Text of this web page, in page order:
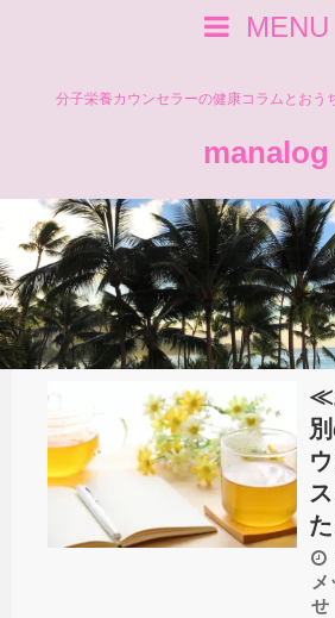
MENU
分子栄養カウンセラーの健康コラムとおう
manalog
≪
た
メ
せ